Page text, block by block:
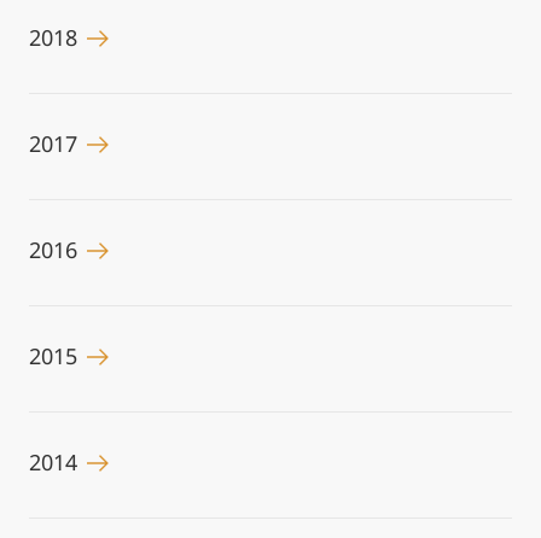
2018
2017
2016
2015
2014